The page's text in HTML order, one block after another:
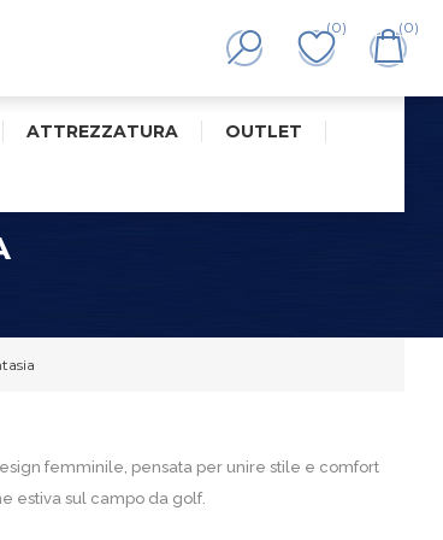
(0) (0)
ATTREZZATURA OUTLET
femminile, pensata per unire stile e comfort
estiva sul campo da golf.